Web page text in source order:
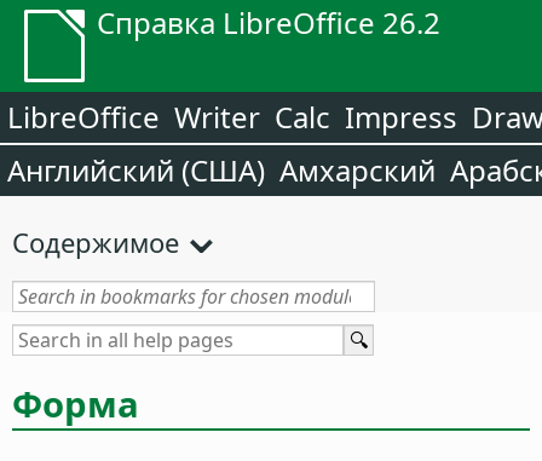
Справка LibreOffice 26.2
LibreOffice Writer Calc Impress
Английский (США) Амхарский
Содержимое
Форма